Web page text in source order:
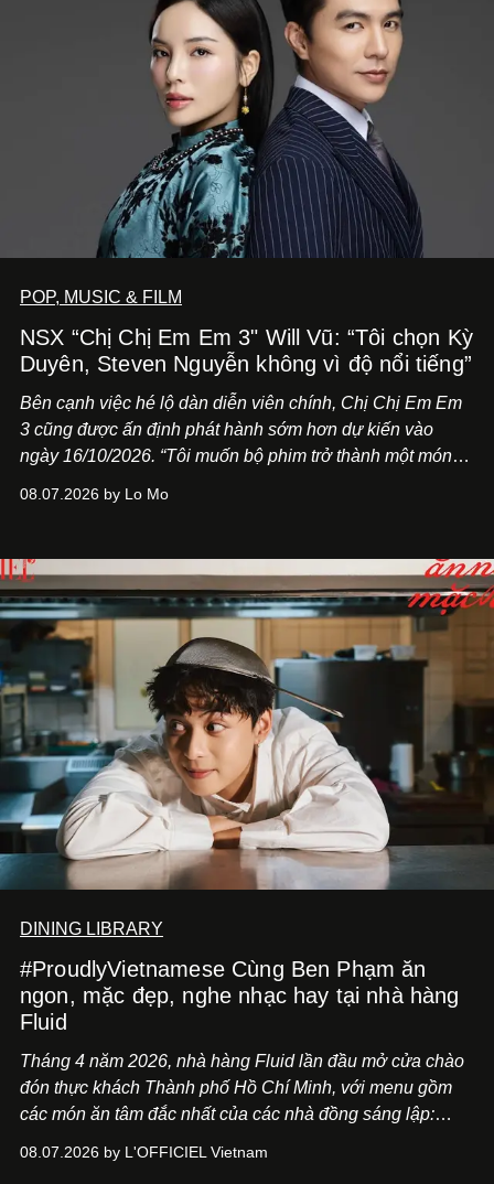
POP, MUSIC & FILM
NSX “Chị Chị Em Em 3" Will Vũ: “Tôi chọn Kỳ
Duyên, Steven Nguyễn không vì độ nổi tiếng”
Bên cạnh việc hé lộ dàn diễn viên chính, Chị Chị Em Em
3 cũng được ấn định phát hành sớm hơn dự kiến vào
ngày 16/10/2026. “Tôi muốn bộ phim trở thành một món
Việt Nam”, NSX Will Vũ cho biết.
08.07.2026 by Lo Mo
DINING LIBRARY
#ProudlyVietnamese Cùng Ben Phạm ăn
ngon, mặc đẹp, nghe nhạc hay tại nhà hàng
Fluid
Tháng 4 năm 2026, nhà hàng Fluid lần đầu mở cửa chào
đón thực khách Thành phố Hồ Chí Minh, với menu gồm
các món ăn tâm đắc nhất của các nhà đồng sáng lập:
món ăn đa dạng từ Á đến Âu nhanh chóng được yêu thích
08.07.2026 by L'OFFICIEL Vietnam